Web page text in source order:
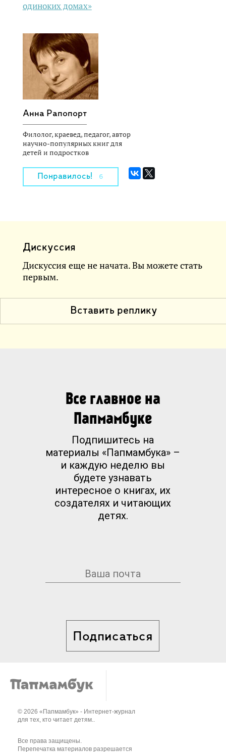
одиноких домах»
Анна Рапопорт
Филолог, краевед, педагог, автор
научно-популярных книг для
детей и подростков
Понравилось! 6
Дискуссия
Дискуссия еще не начата. Вы можете стать
первым.
Вставить реплику
Все главное на
Папмамбуке
Подпишитесь на
материалы «Папмамбука» –
и каждую неделю вы
будете узнавать
интересное о книгах, их
создателях и читающих
детях.
Подписаться
© 2026 «Папмамбук» - Интернет-журнал
для тех, кто читает детям..
Все права защищены.
Перепечатка материалов разрешается